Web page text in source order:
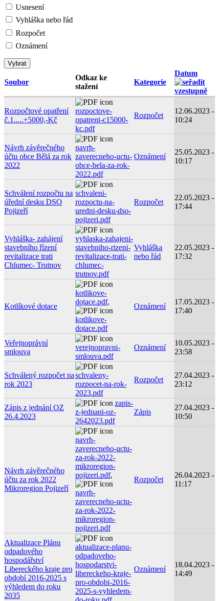
Usnesení
Vyhláška nebo řád
Rozpočet
Oznámení
Soubor
Odkaz ke
stažení
Kategorie
Datum
Rozpočtové opatření
č.1.....+5000,-Kč
rozpoctove-
opatreni-c15000-
kc.pdf
Rozpočet
12.06.2023 -
10:24
Návrh závěrečného
účtu obce Bělá za rok
2022
navrh-
zaverecneho-uctu-
obce-bela-za-rok-
2022.pdf
Oznámení
25.05.2023 -
10:17
Schválení rozpočtu na
úřední desku DSO
Pojizeří
schvaleni-
rozpoctu-na-
uredni-desku-dso-
pojizeri.pdf
Rozpočet
22.05.2023 -
17:44
Vyhláška- zahájení
stavebního řízení
revitalizace trati
Chlumec- Trutnov
vyhlaska-zahajeni-
stavebniho-rizeni-
revitalizace-trati-
chlumec-
trutnov.pdf
Vyhláška
nebo řád
22.05.2023 -
17:32
Kotlíkové dotace
kotlikove-
dotace.pdf,
kotlikove-
dotace.pdf
Oznámení
17.05.2023 -
17:40
Veřejnoprávní
smlouva
verejnopravni-
smlouva.pdf
Oznámení
10.05.2023 -
23:58
Schválený rozpočet na
rok 2023
schvaleny-
rozpocet-na-rok-
2023.pdf
Rozpočet
27.04.2023 -
23:12
Zápis z jednání OZ
26.4.2023
zapis-
z-jednani-oz-
2642023.pdf
Zápis
27.04.2023 -
10:50
Návrh závěrečného
účtu za rok 2022
Mikroregion Pojizeří
navrh-
zaverecneho-uctu-
za-rok-2022-
mikroregion-
pojizeri.pdf,
navrh-
zaverecneho-uctu-
za-rok-2022-
mikroregion-
pojizeri.pdf
Rozpočet
26.04.2023 -
11:17
Aktualizace Plánu
odpadového
hospodářství
Libereckého kraje pro
období 2016-2025 s
výhledem do roku
2035
aktualizace-planu-
odpadoveho-
hospodarstvi-
libereckeho-kraje-
pro-obdobi-2016-
2025-s-vyhledem-
Oznámení
18.04.2023 -
14:49